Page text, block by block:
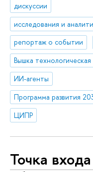
дискуссии
исследования и
репортаж о событии
Вышка технологическая
ИИ-агенты
Программа развития
ЦИПР
Точка